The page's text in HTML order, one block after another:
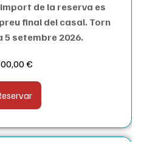
de la reserva es
final del casal. Torn
5 setembre 2026.
€